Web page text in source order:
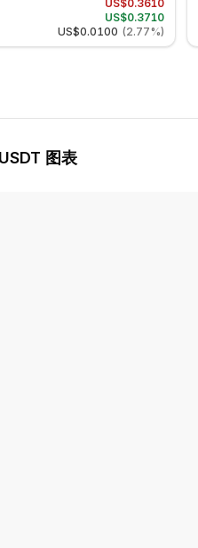
US$0.3610
US$0.3710
US$0.0100 (2.77%)
图表